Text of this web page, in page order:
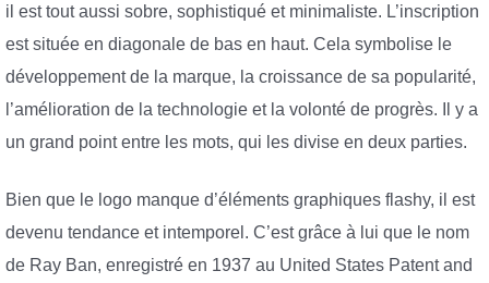
il est tout aussi sobre, sophistiqué et minimaliste. L’inscription
est située en diagonale de bas en haut. Cela symbolise le
développement de la marque, la croissance de sa popularité,
l’amélioration de la technologie et la volonté de progrès. Il y a
un grand point entre les mots, qui les divise en deux parties.
Bien que le logo manque d’éléments graphiques flashy, il est
devenu tendance et intemporel. C’est grâce à lui que le nom
de Ray Ban, enregistré en 1937 au United States Patent and